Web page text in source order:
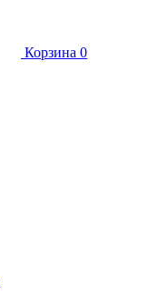
Корзина 0